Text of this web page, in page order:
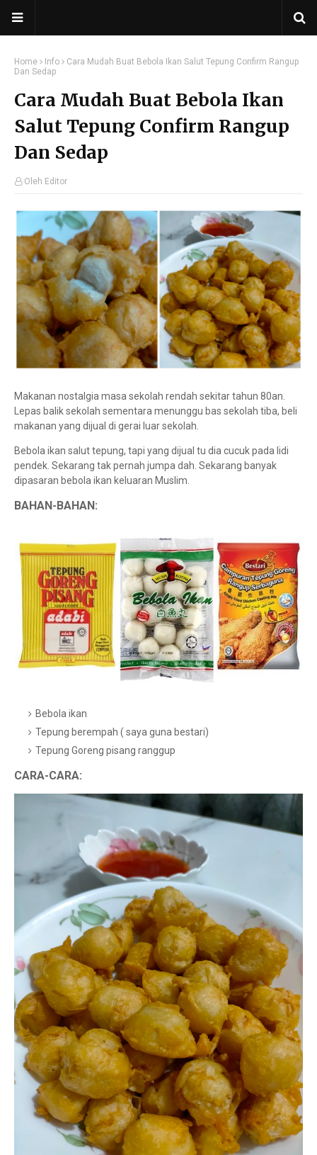
Home Info
Cara Mudah Buat Bebola Ikan Salut Tepung Confirm Rangup
Dan Sedap
Cara Mudah Buat Bebola Ikan
Salut Tepung Confirm Rangup
Dan Sedap
Oleh Editor
Makanan nostalgia masa sekolah rendah sekitar tahun 80an.
Lepas balik sekolah sementara menunggu bas sekolah tiba, beli
makanan yang dijual di gerai luar sekolah.
Bebola ikan salut tepung, tapi yang dijual tu dia cucuk pada lidi
pendek. Sekarang tak pernah jumpa dah. Sekarang banyak
dipasaran bebola ikan keluaran Muslim.
BAHAN-BAHAN:
Bebola ikan
Tepung berempah ( saya guna bestari)
Tepung Goreng pisang ranggup
CARA-CARA: